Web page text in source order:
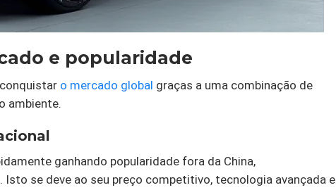
e popularidade
o mercado global graças a uma combinação de
ambiente.
ganhando popularidade fora da China,
Isto se deve ao seu preço competitivo, tecnologia avançada e